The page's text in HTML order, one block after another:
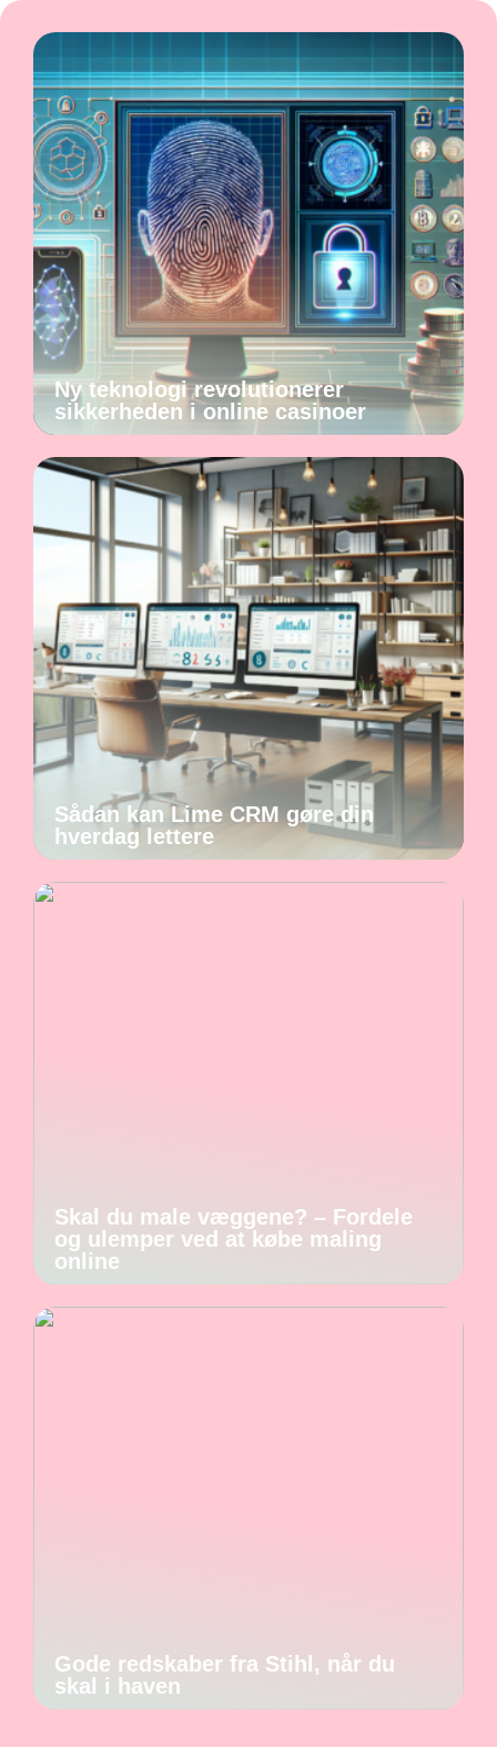
Ny teknologi revolutionerer
sikkerheden i online casinoer
Sådan kan Lime CRM gøre din
hverdag lettere
Skal du male væggene? – Fordele
og ulemper ved at købe maling
online
Gode redskaber fra Stihl, når du
skal i haven